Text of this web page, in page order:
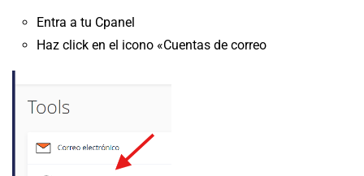
Entra a tu Cpanel
Haz click en el icono «Cuentas de correo